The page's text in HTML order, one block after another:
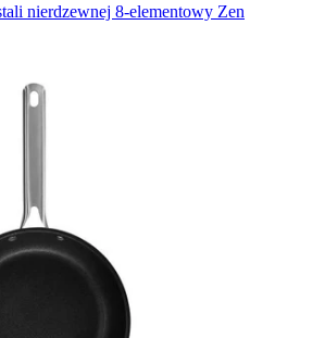
nierdzewnej 8-elementowy Zen